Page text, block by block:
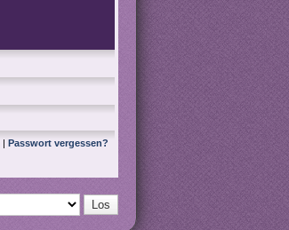
| Passwort vergessen?